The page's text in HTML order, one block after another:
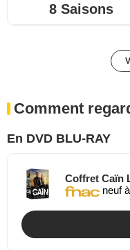
8 Saisons
Comment
En DVD BLU-RAY
Coffret Caïn
neuf